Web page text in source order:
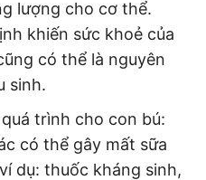
lượng cho cơ thể.
khiến sức khoẻ của
có thể là nguyên
sinh.
trình cho con bú:
có thể gây mất sữa
dụ: thuốc kháng sinh,